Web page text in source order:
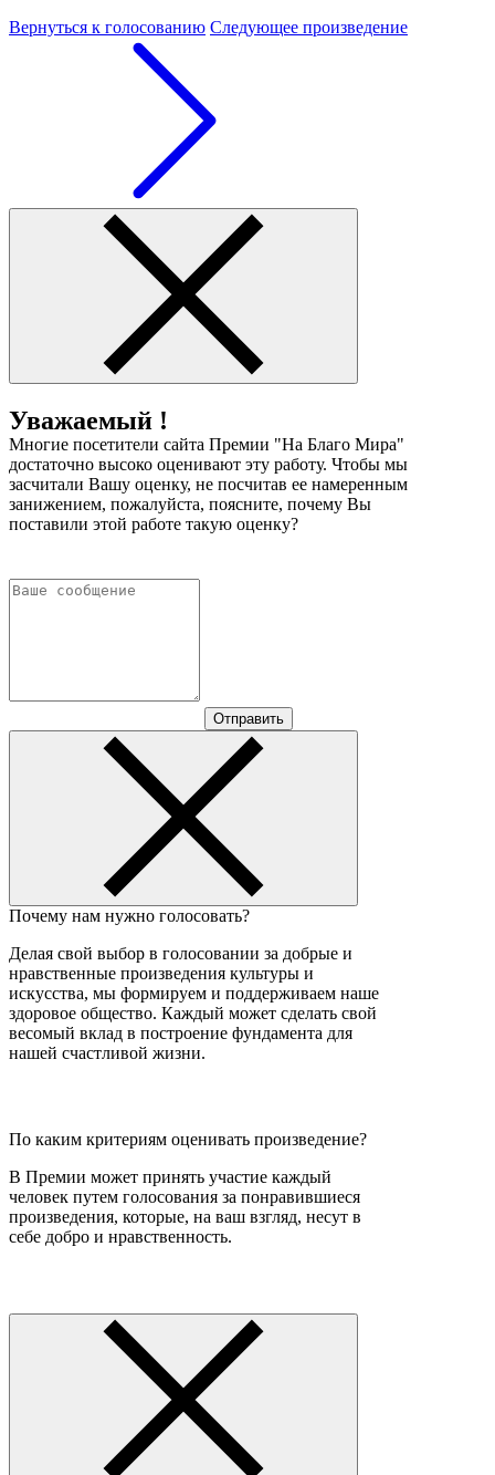
Вернуться к голосованию Следующее произведение
Уважаемый !
Многие посетители сайта Премии "На Благо Мира"
достаточно высоко оценивают эту работу. Чтобы мы
засчитали Вашу оценку, не посчитав ее намеренным
занижением, пожалуйста, поясните, почему Вы
поставили этой работе такую оценку?
Отправить
Почему нам нужно голосовать?
Делая свой выбор в голосовании за добрые и
нравственные произведения культуры и
искусства, мы формируем и поддерживаем наше
здоровое общество. Каждый может сделать свой
весомый вклад в построение фундамента для
нашей счастливой жизни.
По каким критериям оценивать произведение?
В Премии может принять участие каждый
человек путем голосования за понравившиеся
произведения, которые, на ваш взгляд, несут в
себе добро и нравственность.